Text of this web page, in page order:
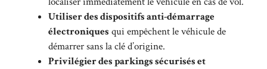
Utiliser des dispositifs anti-démarrage
électroniques qui empêchent le véhicule de
démarrer sans la clé d’origine.
Privilégier des parkings sécurisés et